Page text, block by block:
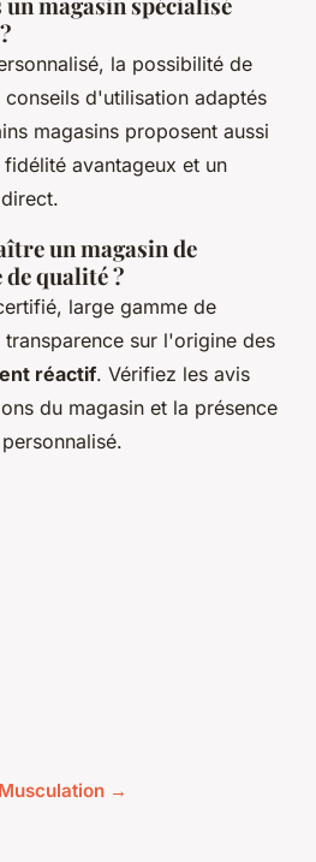
la possibilité de
d'utilisation adaptés
magasins proposent aussi
avantageux et un
un magasin de
qualité ?
large gamme de
transparence sur l'origine des
réactif. Vérifiez les avis
du magasin et la présence
→